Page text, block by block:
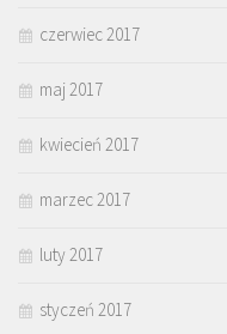
czerwiec 2017
maj 2017
kwiecień 2017
marzec 2017
luty 2017
styczeń 2017